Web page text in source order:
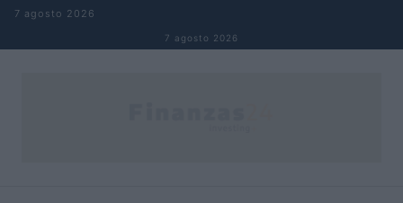
Saltar al contenido
7 agosto 2026
7 agosto 2026